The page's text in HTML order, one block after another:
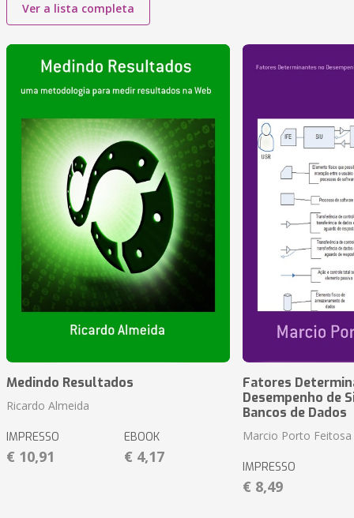
Ver a lista completa
Medindo Resultados
Ricardo Almeida
IMPRESSO
€ 10,91
EBOOK
€ 4,17
Fatores
Desempenho de
Bancos de Dados
Marcio Porto Feitosa
IMPRESSO
€ 8,49